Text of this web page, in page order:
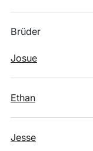
Brüder
Josue
Ethan
Jesse